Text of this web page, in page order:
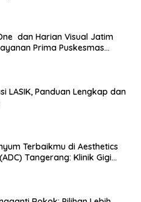
dan Harian Visual Jatim
Prima Puskesmas
LASIK, Panduan Lengkap dan
Terbaikmu di Aesthetics
Tangerang: Klinik Gigi